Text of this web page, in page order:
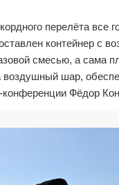
перелёта все
контейнер с
смесью, а сама
воздушный шар,
Фёдор